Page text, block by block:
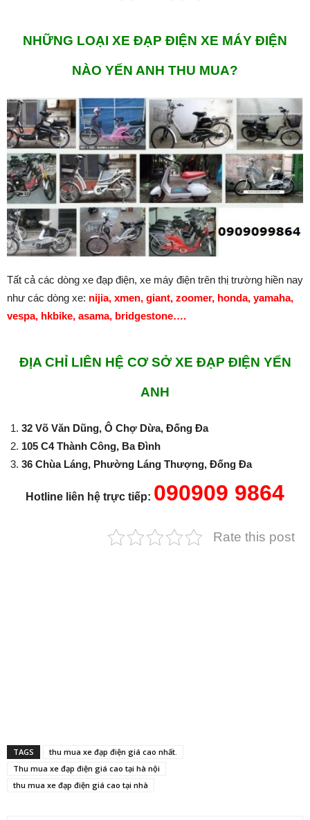
NHỮNG LOẠI XE ĐẠP ĐIỆN XE MÁY ĐIỆN
NÀO YẾN ANH THU MUA?
Tất cả các dòng xe đạp điện, xe máy điện trên thị trường hiền nay
như các dòng xe: nijia, xmen, giant, zoomer, honda, yamaha,
vespa, hkbike, asama, bridgestone….
ĐỊA CHỈ LIÊN HỆ CƠ SỞ XE ĐẠP ĐIỆN YẾN
ANH
32 Võ Văn Dũng, Ô Chợ Dừa, Đống Đa
105 C4 Thành Công, Ba Đình
36 Chùa Láng, Phường Láng Thượng, Đống Đa
Hotline liên hệ trực tiếp: 090909 9864
Rate this post
TAGS
thu mua xe đạp điện giá cao nhất.
Thu mua xe đạp điện giá cao tại hà nội
thu mua xe đạp điện giá cao tại nhà